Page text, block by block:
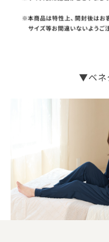
▼ベネ